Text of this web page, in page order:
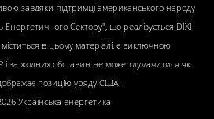
завдяки підтримці американського народу
Енергетичного Сектору", що реалізується DIXI
в цьому матеріалі, є виключною
і за жодних обставин не може тлумачитися як
позицію уряду США.
Українська енергетика